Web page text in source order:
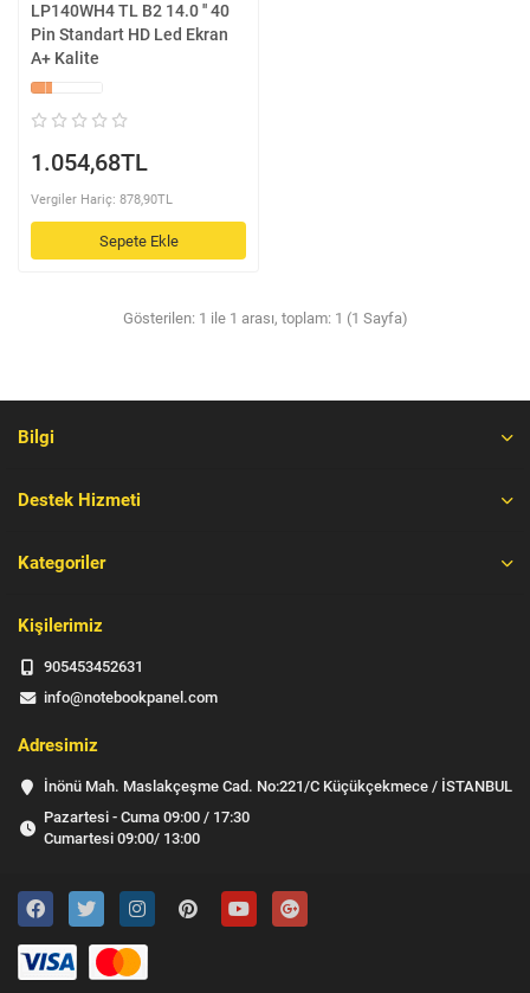
LP140WH4 TL B2 14.0 '' 40
Pin Standart HD Led Ekran
A+ Kalite
1.054,68TL
Vergiler Hariç: 878,90TL
Sepete Ekle
Gösterilen: 1 ile 1 arası, toplam: 1 (1 Sayfa)
Bilgi
Destek Hizmeti
Kategoriler
Kişilerimiz
905453452631
info@notebookpanel.com
Adresimiz
İnönü Mah. Maslakçeşme Cad. No:221/C Küçükçekmece / İSTANBUL
Pazartesi - Cuma 09:00 / 17:30
Cumartesi 09:00/ 13:00